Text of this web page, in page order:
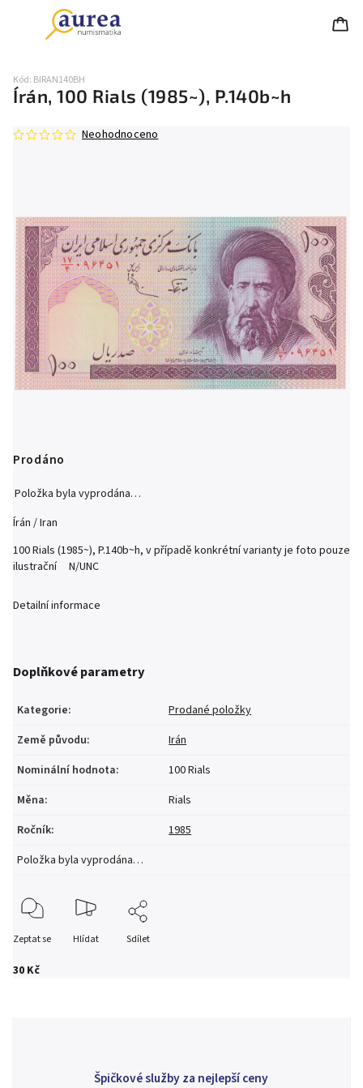
Írán, 100 Rials (1985~), P.140b~h
Kód: BIRAN140BH
Neohodnoceno
30 Kč
Prodáno
Položka byla vyprodána…
Írán / Iran
100 Rials (1985~), P.140b~h, v případě konkrétní varianty je foto pouze
ilustrační N/UNC
Detailní informace
Doplňkové parametry
Kategorie:
Prodané položky
Země původu:
Irán
Nominální hodnota:
100 Rials
Měna:
Rials
Ročník:
1985
Položka byla vyprodána…
Zeptat se Hlídat Sdílet
Špičkové služby za nejlepší ceny